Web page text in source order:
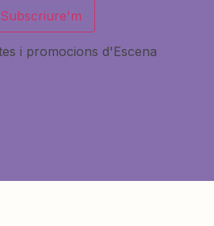
Subscriure'm
i promocions d'Escena